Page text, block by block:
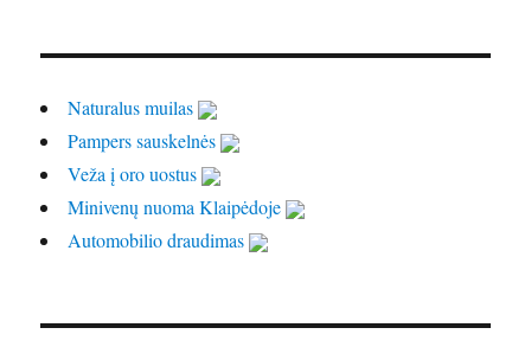
Naturalus muilas
Pampers sauskelnės
Veža į oro uostus
Minivenų nuoma Klaipėdoje
Automobilio draudimas